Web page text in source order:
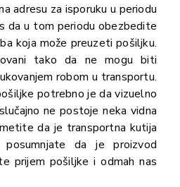
adresu za isporuku u periodu
da u tom periodu obezbedite
koja može preuzeti pošiljku.
tako da ne mogu biti
robom u transportu.
potrebno je da vizuelno
ne postoje neka vidna
da je transportna kutija
posumnjate da je proizvod
prijem pošiljke i odmah nas